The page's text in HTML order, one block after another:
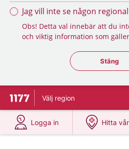
Jag vill inte se någon
Obs! Detta val innebär att du
och viktig information som
Stäng
Stäng
Till startsidan för 1177
Välj region
Logga in
på 1177.se
Hitta
på